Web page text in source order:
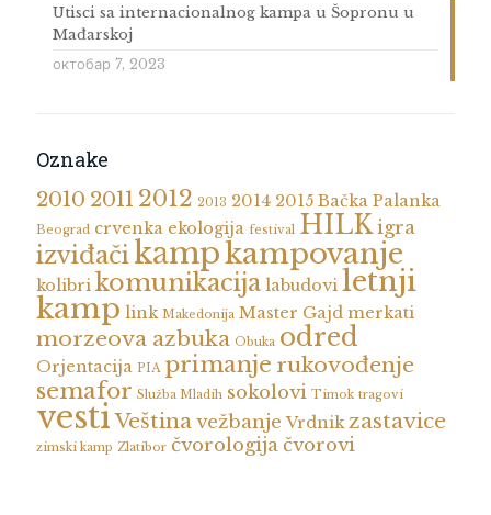
Utisci sa internacionalnog kampa u Šopronu u
Mađarskoj
октобар 7, 2023
Oznake
2010 2011 2012 2013 2014 2015 Bačka Palanka
Beograd crvenka ekologija festival HILKigra
izviđačikampkampovanje
kolibri komunikacija labudovi letnji
kamp link Makedonija Master Gajd merkati
morzeova azbuka Obuka odred
Orjentacija PIA primanje rukovođenje
semafor Služba Mladih sokolovi Timok tragovi
vesti Veštinavežbanje Vrdnik zastavice
zimski kamp Zlatibor čvorologijačvorovi